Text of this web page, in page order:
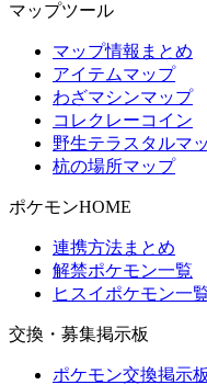
マップツール
マップ情報まとめ
アイテムマップ
わざマシンマップ
コレクレーコイン
野生テラスタルマ
杭の場所マップ
ポケモンHOME
連携方法まとめ
解禁ポケモン一覧
ヒスイポケモン一
交換・募集掲示板
ポケモン交換掲示板